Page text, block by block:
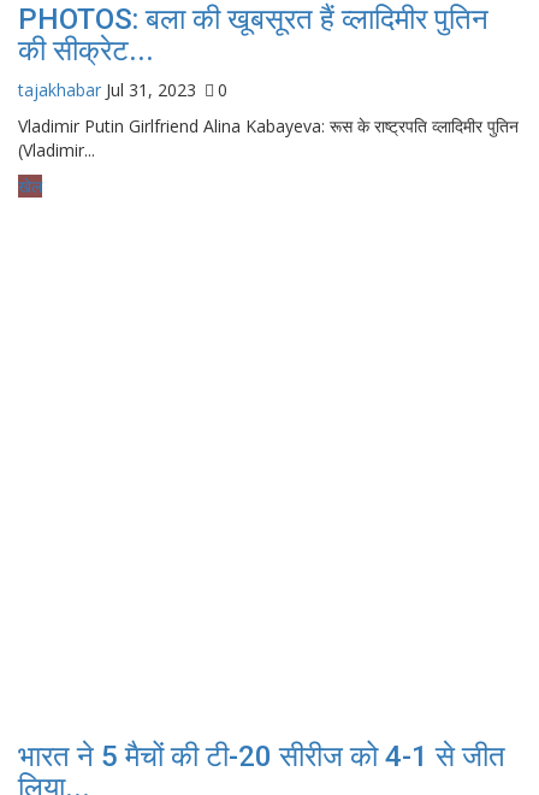
PHOTOS: बला की खूबसूरत हैं व्‍लाद‍िमीर पुत‍िन
की सीक्रेट...
tajakhabar Jul 31, 2023
0
Vladimir Putin Girlfriend Alina Kabayeva: रूस के राष्ट्रपति व्लादिमीर पुतिन
(Vladimir...
खेल
भारत ने 5 मैचों की टी-20 सीरीज को 4-1 से जीत
लिया...